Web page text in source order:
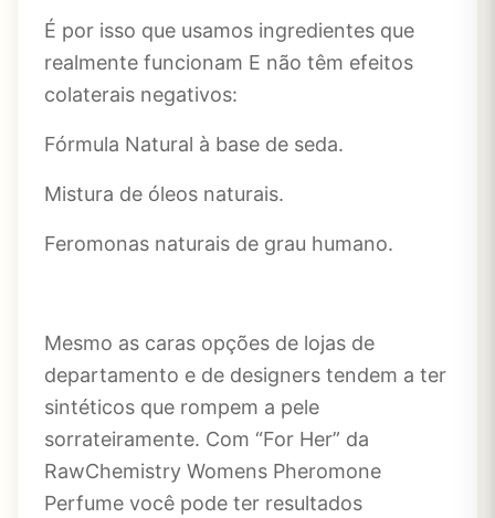
É por isso que usamos ingredientes que
realmente funcionam E não têm efeitos
colaterais negativos:
Fórmula Natural à base de seda.
Mistura de óleos naturais.
Feromonas naturais de grau humano.
Mesmo as caras opções de lojas de
departamento e de designers tendem a ter
sintéticos que rompem a pele
sorrateiramente. Com “For Her” da
RawChemistry Womens Pheromone
Perfume você pode ter resultados